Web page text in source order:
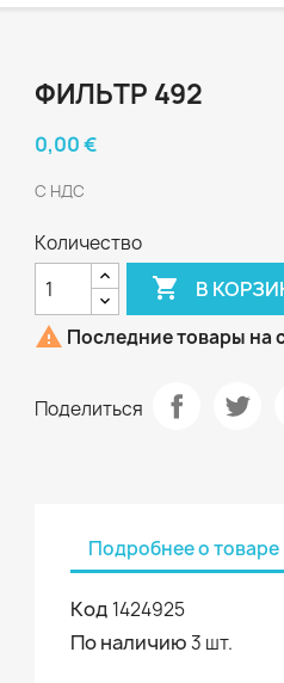
ФИЛЬТР 492
0,00 €
С НДС
Количество
 В
 Последние товары на
Поделиться
Подробнее о товаре
Код 1424925
По наличию3 шт.